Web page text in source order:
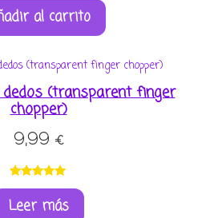
al carrito
(transparent finger
chopper)
9,99 €
Valorado
con5.00de
1
Leer más